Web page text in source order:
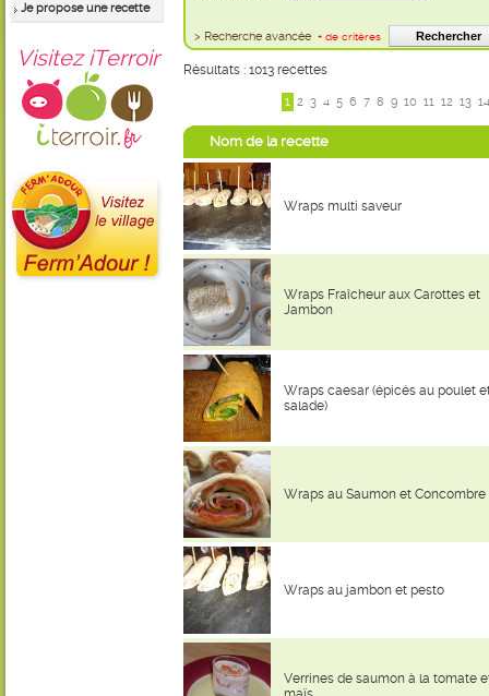
Je propose une recette
Visitez iTerroir
> Recherche avancée + de critères
Résultats : 1013 recettes
1 2 3 4 5 6 7 8 9 10 11 12 13 14
Nom de la recette
Wraps multi saveur
Wraps Fraîcheur aux Carottes et
Jambon
Wraps caesar (épicés au poulet
salade)
Wraps au Saumon et Concombre
Wraps au jambon et pesto
Verrines de saumon à la tomate